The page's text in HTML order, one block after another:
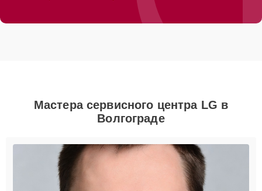
Мастера сервисного центра LG в
Волгограде